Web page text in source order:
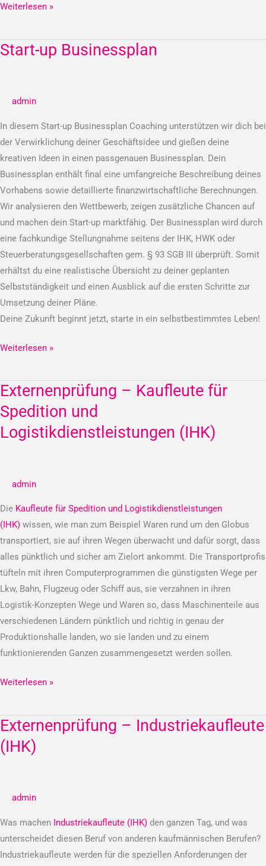
Weiterlesen »
Start-up Businessplan
admin
In diesem Start-up Businessplan Coaching unterstützen wir dich bei
der Verwirklichung deiner Geschäftsidee und gießen deine
kreativen Ideen in einen passgenauen Businessplan. Dein
Businessplan enthält final eine umfangreiche Beschreibung deines
Vorhabens sowie detaillierte finanzwirtschaftliche Berechnungen.
Wir analysieren den Wettbewerb, zeigen zusätzliche Chancen auf
und machen dein Start-up marktfähig. Der Businessplan wird durch
eine fachkundige Stellungnahme seitens der IHK, HWK oder
Steuerberatungsgesellschaften gem. § 93 SGB III überprüft. Somit
erhältst du eine realistische Übersicht zu deiner geplanten
Selbstständigkeit und einen Ausblick auf die ersten Schritte zur
Umsetzung deiner Pläne.
Deine Zukunft beginnt jetzt, starte in ein selbstbestimmtes Leben!
Start-
Weiterlesen »
Externenprüfung – Kaufleute für
Spedition und
Logistikdienstleistungen (IHK)
admin
Die Kaufleute für Spedition und Logistikdienstleistungen
(IHK) wissen, wie man zum Beispiel Waren rund um den Globus
transportiert, sie auf ihren Wegen überwacht und dafür sorgt, dass
alles pünktlich und sicher am Zielort ankommt. Die Transportprofis
tüfteln mit ihren Computerprogrammen die günstigsten Wege per
Lkw, Bahn, Flugzeug oder Schiff aus, sie verzahnen in ihren
Logistik-Konzepten Wege und Waren so, dass Maschinenteile aus
verschiedenen Ländern pünktlich und richtig in genau der
Produktionshalle landen, wo sie landen und zu einem
funktionierenden Ganzen zusammengesetzt werden sollen.
Externenprüfung
–
Kaufleute
für
Logistikdienstleistungen
Weiterlesen »
Externenprüfung – Industriekaufleute
(IHK)
admin
Was machen Industriekaufleute (IHK) den ganzen Tag, und was
unterscheidet diesen Beruf von anderen kaufmännischen Berufen?
Industriekaufleute werden für die speziellen Anforderungen der
Externenprüfung
–
Industriekaufleute